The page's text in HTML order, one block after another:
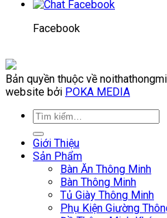
Facebook
Bản quyền thuộc về
website bởi POKA MEDIA
Giới Thiệu
Sản Phẩm
Bàn Ăn Thông Minh
Bàn Thông Minh
Tủ Giày Thông Minh
Phụ Kiện Giường